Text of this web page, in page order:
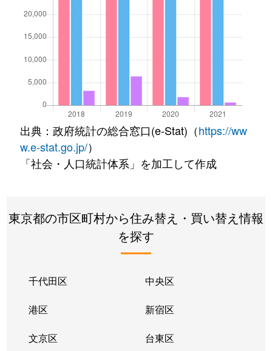
出典：政府統計の総合窓口(e-Stat)（https://ww
w.e-stat.go.jp/）
「社会・人口統計体系」を加工して作成
東京都の市区町村から住み替え・買い替え情報
を探す
千代田区 中央区
港区 新宿区
文京区 台東区